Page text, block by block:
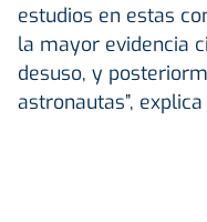
estudios en estas
la mayor evidencia
desuso, y
astronautas”,